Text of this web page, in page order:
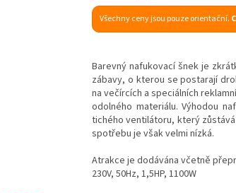
Všechny ceny jsou pouze orientační.
Barevný nafukovací šnek je
zábavy, o kterou se postarají
na večírcích a speciálních
odolného materiálu. Výhodou
tichého ventilátoru, který
spotřebu je však velmi nízká.
Atrakce je dodávána včetně
230V, 50Hz, 1,5HP, 1100W